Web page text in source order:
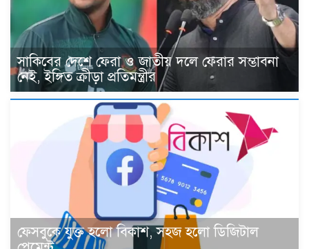
সাকিবের দেশে ফেরা ও জাতীয় দলে ফেরার সম্ভাবনা
নেই, ইঙ্গিত ক্রীড়া প্রতিমন্ত্রীর
ফেসবুকে যুক্ত হলো বিকাশ, সহজ হলো ডিজিটাল